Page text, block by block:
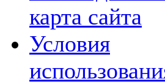
карта сайта
Условия